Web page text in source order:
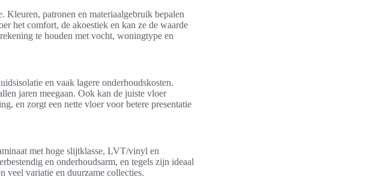
Kleuren, patronen en materiaalgebruik bepalen
het comfort, de akoestiek en kan ze de waarde
te houden met vocht, woningtype en
en vaak lagere onderhoudskosten.
jaren meegaan. Ook kan de juiste vloer
en zorgt een nette vloer voor betere presentatie
met hoge slijtklasse, LVT/vinyl en
en onderhoudsarm, en tegels zijn ideaal
veel variatie en duurzame collecties.